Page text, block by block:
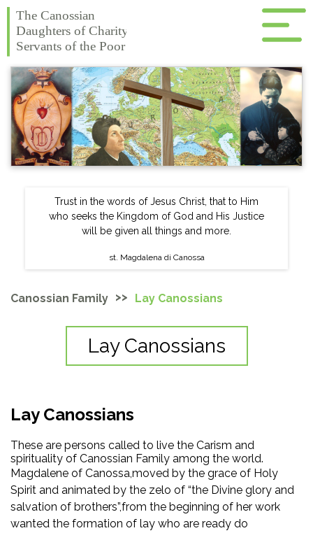
Trust in the words of Jesus Christ, that to Him
who seeks the Kingdom of God and His Justice
will be given all things and more.
st. Magdalena di Canossa
Canossian Family >> Lay Canossians
Lay Canossians
Lay Canossians
These are persons called to live the Carism and
spirituality of Canossian Family among the world.
Magdalene of Canossa,moved by the grace of Holy
Spirit and animated by the zelo of “the Divine glory and
salvation of brothers”,from the beginning of her work
wanted the formation of lay who are ready do